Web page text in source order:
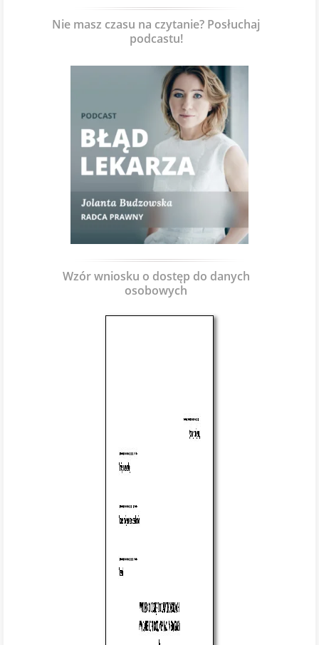
Nie masz czasu na czytanie? Posłuchaj
podcastu!
Wzór wniosku o dostęp do danych
osobowych